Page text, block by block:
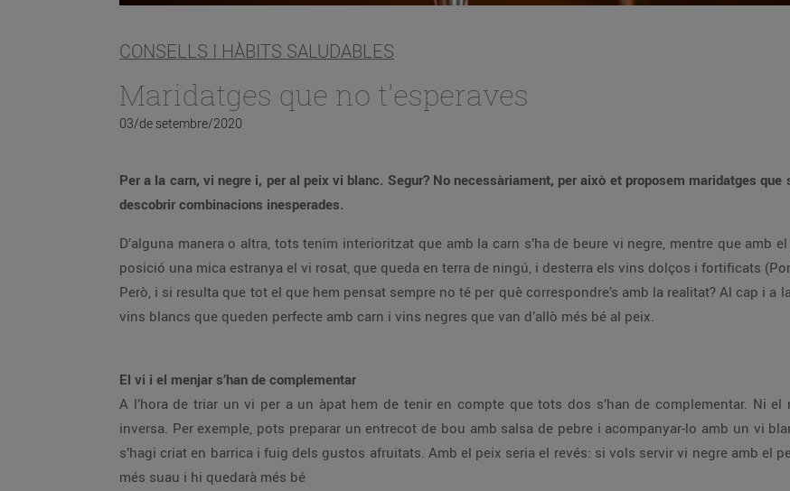
CONSELLS I HÀBITS SALUDABLES
Maridatges que no t'esperaves
03/de setembre/2020
Per a la carn, vi negre i, per al peix vi blanc. Segur? No necessàriament, per això et proposem maridatges
descobrir combinacions inesperades.
D’alguna manera o altra, tots tenim interioritzat que amb la carn s’ha de beure vi negre, mentre que amb
posició una mica estranya el vi rosat, que queda en terra de ningú, i desterra els vins dolços i fortificats
Però, i si resulta que tot el que hem pensat sempre no té per què correspondre’s amb la realitat? Al cap i a
vins blancs que queden perfecte amb carn i vins negres que van d’allò més bé al peix.
El vi i el menjar s’han de complementar
A l’hora de triar un vi per a un àpat hem de tenir en compte que tots dos s’han de complementar. Ni
inversa. Per exemple, pots preparar un entrecot de bou amb salsa de pebre i acompanyar-lo amb un vi
s’hagi criat en barrica i fuig dels gustos afruitats. Amb el peix seria el revés: si vols servir vi negre amb el
més suau i hi quedarà més bé